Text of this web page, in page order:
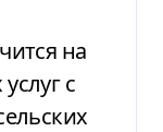
на
с